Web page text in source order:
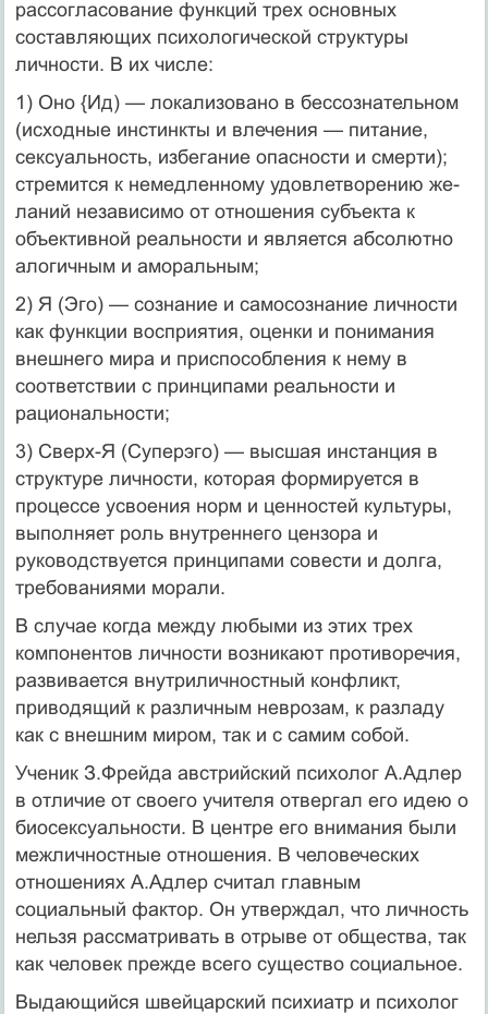
рассогласование функций трех основных
составля­ющих психологической структуры
личности. В их числе:
1) Оно {Ид) — локализовано в бессознательном
(исходные ин­стинкты и влечения — питание,
сексуальность, избегание опас­ности и смерти);
стремится к немедленному удовлетворению же­
ланий независимо от отношения субъекта к
объективной реаль­ности и является абсолютно
алогичным и аморальным;
2) Я (Эго) — сознание и самосознание личности
как функции восприятия, оценки и понимания
внешнего мира и приспособле­ния к нему в
соответствии с принципами реальности и
рациональ­ности;
3) Сверх-Я (Суперэго) — высшая инстанция в
структуре лич­ности, которая формируется в
процессе усвоения норм и ценностей культуры,
выполняет роль внутреннего цензора и
руководствуется принципами совести и долга,
требованиями морали.
В случае когда между любыми из этих трех
компонентов лич­ности возникают противоречия,
развивается внутриличностный конфликт,
приводящий к различным неврозам, к разладу
как с внешним миром, так и с самим собой.
Ученик З.Фрейда австрийский психолог А.Адлер
в отличие от своего учителя отвергал его идею о
биосексуальности. В центре его внимания были
межличностные отношения. В человеческих
отношениях А.Адлер считал главным
социальный фактор. Он утверждал, что личность
нельзя рассматривать в отрыве от обще­ства, так
как человек прежде всего существо социальное.
Выдающийся швейцарский психиатр и психолог